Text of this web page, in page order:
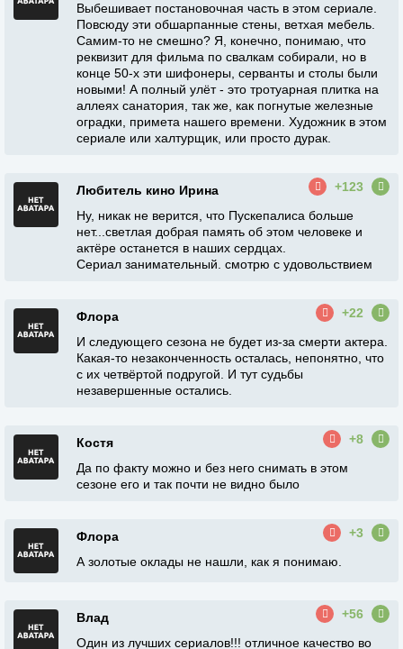
Выбешивает постановочная часть в этом сериале.
Повсюду эти обшарпанные стены, ветхая мебель.
Самим-то не смешно? Я, конечно, понимаю, что
реквизит для фильма по свалкам собирали, но в
конце 50-х эти шифонеры, серванты и столы были
новыми! А полный улёт - это тротуарная плитка на
аллеях санатория, так же, как погнутые железные
оградки, примета нашего времени. Художник в этом
сериале или халтурщик, или просто дурак.
Любитель кино Ирина
+123
Ну, никак не верится, что Пускепалиса больше
нет...светлая добрая память об этом человеке и
актёре останется в наших сердцах.
Сериал занимательный. смотрю с удовольствием
Флора
+22
И следующего сезона не будет из-за смерти актера.
Какая-то незаконченность осталась, непонятно, что
с их четвёртой подругой. И тут судьбы
незавершенные остались.
Костя
+8
Да по факту можно и без него снимать в этом
сезоне его и так почти не видно было
Флора
+3
А золотые оклады не нашли, как я понимаю.
Влад
+56
Один из лучших сериалов!!! отличное качество во